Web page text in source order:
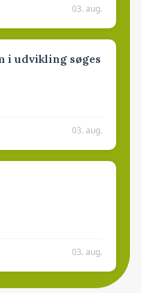
03. aug.
i udvikling søges
03. aug.
03. aug.